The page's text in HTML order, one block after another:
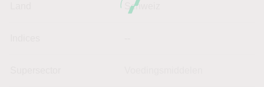
Schweiz